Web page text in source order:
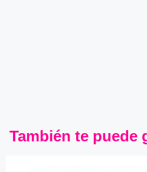
También te puede